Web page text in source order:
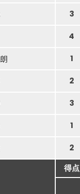
3
4
1
2
3
1
2
得点